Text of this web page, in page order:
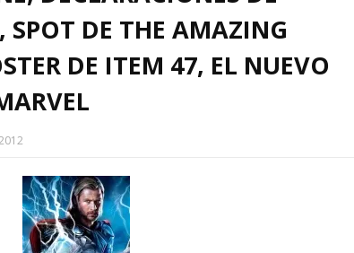
DE THE AMAZING
DE ITEM 47, EL NUEVO